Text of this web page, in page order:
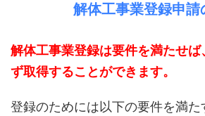
解体工事業登録申請
解体工事業登録は要件を満たせ
ず取得することができます。
登録のためには以下の要件を満た